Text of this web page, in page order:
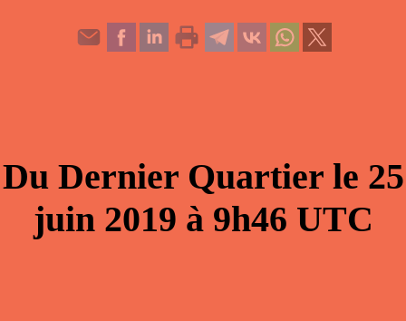
Du Dernier Quartierle 25
juin 2019 à 9h46 UTC